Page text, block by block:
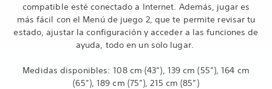
compatible esté conectado a Internet. Además, jugar es
más fácil con el Menú de juego 2, que te permite revisar tu
estado, ajustar la configuración y acceder a las funciones de
ayuda, todo en un solo lugar.
Medidas disponibles: 108 cm (43”), 139 cm (55”), 164 cm
(65”), 189 cm (75”), 215 cm (85”)